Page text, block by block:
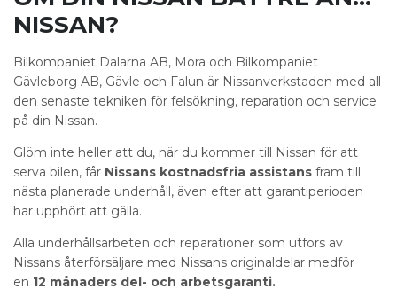
NISSAN?
Bilkompaniet Dalarna AB, Mora och Bilkompaniet
Gävleborg AB, Gävle och Falun är Nissanverkstaden med all
den senaste tekniken för felsökning, reparation och service
på din Nissan.
Glöm inte heller att du, när du kommer till Nissan för att
serva bilen, får Nissans kostnadsfria assistans fram till
nästa planerade underhåll, även efter att garantiperioden
har upphört att gälla.
Alla underhållsarbeten och reparationer som utförs av
Nissans återförsäljare med Nissans originaldelar medför
en 12 månaders del- och arbetsgaranti.